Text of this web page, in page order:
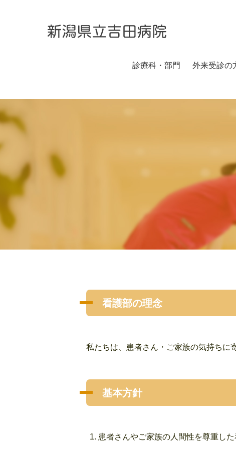
診療科・部門 外来受診の
看護部の理念
私たちは、患者さん・ご家族の気持ちに
基本方針
患者さんやご家族の人間性を尊重し